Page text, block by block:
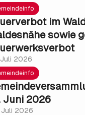
im
sowie
2026
Juni 2026
Juli 2026